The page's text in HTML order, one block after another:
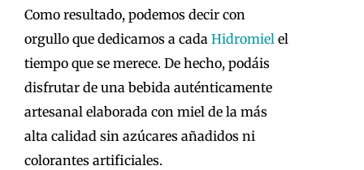
Como resultado, podemos decir con
orgullo que dedicamos a cada Hidromiel el
tiempo que se merece. De hecho, podáis
disfrutar de una bebida auténticamente
artesanal elaborada con miel de la más
alta calidad sin azúcares añadidos ni
colorantes artificiales.